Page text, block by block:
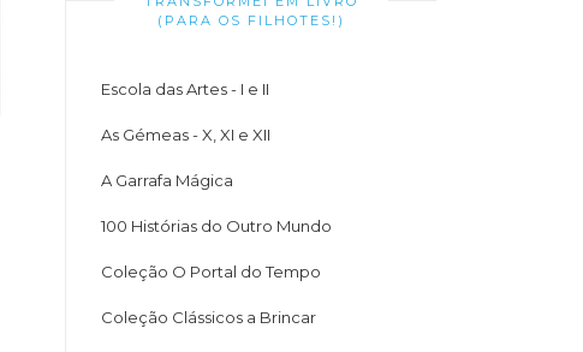
(PARA OS FILHOTES!)
Escola das Artes - I e II
As Gémeas - X, XI e XII
A Garrafa Mágica
100 Histórias do Outro Mundo
Coleção O Portal do Tempo
Coleção Clássicos a Brincar